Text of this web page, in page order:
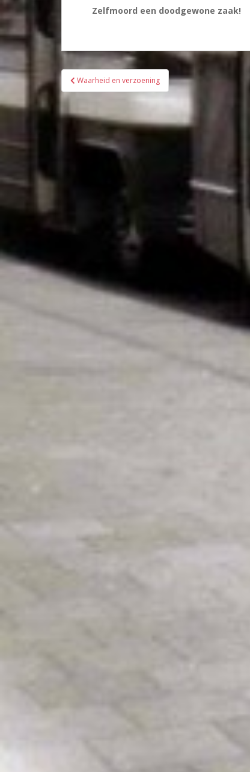
Zelfmoord een doodgewone zaak!
Bericht
navigatie
Waarheid en verzoening